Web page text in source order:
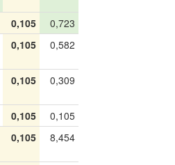
0,105
0,723
0,105 0,582
0,105 0,309
0,105
0,105
0,105 8,454